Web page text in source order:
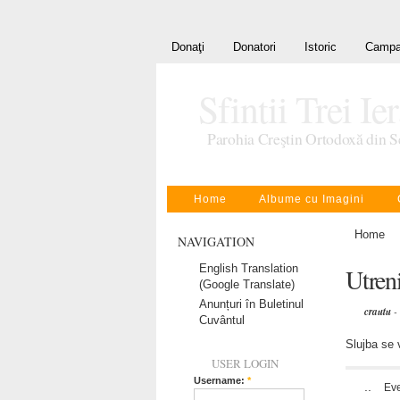
Donaţi Donatori Istoric
Parohia Creştin Ortodoxă din
Home Albume cu Imagini
NAVIGATION
English Translation
(Google Translate)
Anunțuri în Buletinul
Cuvântul
USER LOGIN
Username: *
Home
crautu -
Slujba se